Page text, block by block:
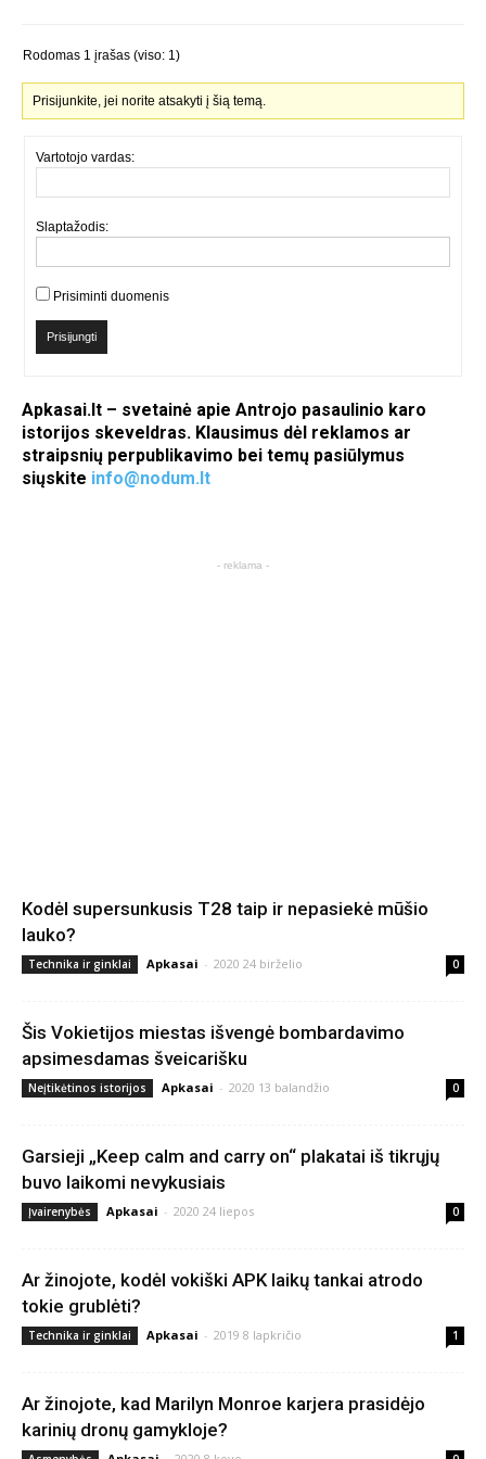
Rodomas 1 įrašas (viso: 1)
Prisijunkite, jei norite atsakyti į šią temą.
Vartotojo vardas:
Slaptažodis:
Prisiminti duomenis
Prisijungti
Apkasai.lt – svetainė apie Antrojo pasaulinio karo
istorijos skeveldras. Klausimus dėl reklamos ar
straipsnių perpublikavimo bei temų pasiūlymus
siųskite info@nodum.lt
- reklama -
Kodėl supersunkusis T28 taip ir nepasiekė mūšio
lauko?
Technika ir ginklai Apkasai - 2020 24 birželio 0
Šis Vokietijos miestas išvengė bombardavimo
apsimesdamas šveicarišku
Neįtikėtinos istorijos Apkasai - 2020 13 balandžio 0
Garsieji „Keep calm and carry on“ plakatai iš tikrųjų
buvo laikomi nevykusiais
Įvairenybės Apkasai - 2020 24 liepos 0
Ar žinojote, kodėl vokiški APK laikų tankai atrodo
tokie grublėti?
Technika ir ginklai Apkasai - 2019 8 lapkričio 1
Ar žinojote, kad Marilyn Monroe karjera prasidėjo
karinių dronų gamykloje?